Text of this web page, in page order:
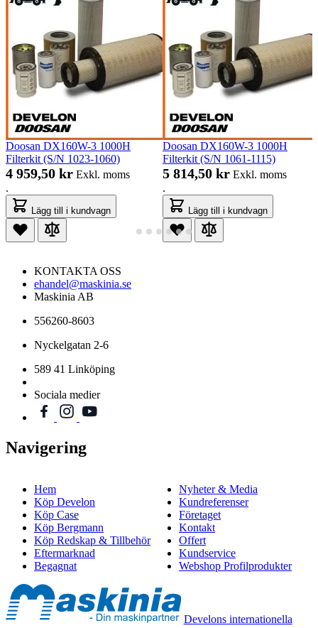
Doosan DX160W-3 1000H
Filterkit (S/N 1023-1060)
4 959,50 kr Exkl. moms
.
Lägg till i kundvagn
Doosan DX160W-3 1000H
Filterkit (S/N 1061-1115)
5 814,50 kr Exkl. moms
.
Lägg till i kundvagn
KONTAKTA OSS
ehandel@maskinia.se
Maskinia AB
556260-8603
Nyckelgatan 2-6
589 41 Linköping
Sociala medier
Navigering
Hem
Köp Develon
Köp Case
Köp Bergmann
Köp Redskap & Tillbehör
Eftermarknad
Begagnat
Nyheter & Media
Kundreferenser
Företaget
Kontakt
Offert
Kundservice
Webshop Profilprodukter
Develons internationella